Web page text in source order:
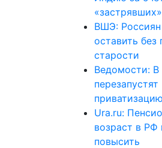
ВШЭ: Россиян
оставить без
старости
Ведомости: В
перезапустят
приватизацию
Ura.ru:
возраст в РФ
повысить